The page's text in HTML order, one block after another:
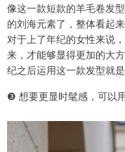
像这一款短款的羊毛卷发
的刘海元素了，整体看起
对于上了年纪的女性来说
来，才能够显得更加的大
纪之后运用这一款发型就是
❸ 想要更显时髦感，可以